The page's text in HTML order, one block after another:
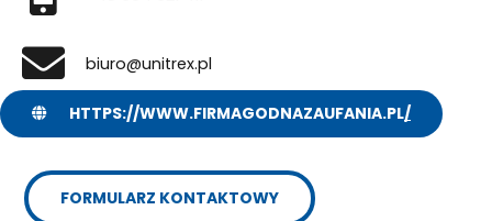
biuro@unitrex.pl
HTTPS://WWW.FIRMAGODNAZAUFANIA.PL/
FORMULARZ KONTAKTOWY